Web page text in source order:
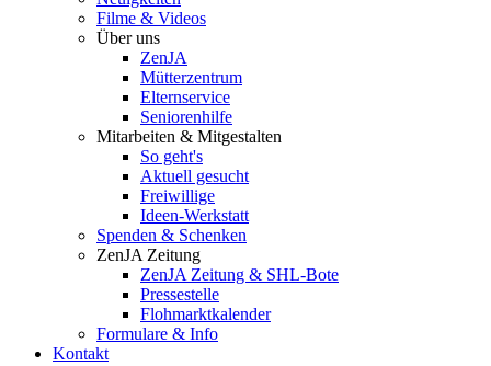
Filme & Videos
Über uns
ZenJA
Mütterzentrum
Elternservice
Seniorenhilfe
Mitarbeiten & Mitgestalten
So geht's
Aktuell gesucht
Freiwillige
Ideen-Werkstatt
Spenden & Schenken
ZenJA Zeitung
ZenJA Zeitung & SHL-Bote
Pressestelle
Flohmarktkalender
Formulare & Info
Kontakt